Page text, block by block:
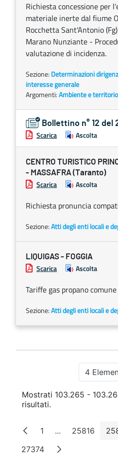
Richiesta concessione per
materiale inerte dal fiume
Rocchetta Sant'Antonio
Marano Nunziante -
valutazione di incidenza.
Sezione: Determinazioni
interesse generale
Argomenti:Ambiente e territorio
Bollettino n° 12 del
Scarica Ascolta
CENTRO TURISTICO
- MASSAFRA (Taranto)
Scarica Ascolta
Richiesta pronuncia
Sezione:Atti degli enti locali e
LIQUIGAS - FOGGIA
Scarica Ascolta
Tariffe gas propano
Sezione:Atti degli enti locali e
4
Mostrati 103.265 -
risultati.
Pagina
1 ...PaginePagina
25816
Pagina
27374